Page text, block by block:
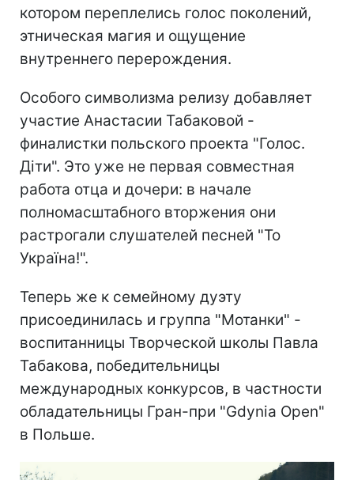
котором переплелись голос поколений,
этническая магия и ощущение
внутреннего перерождения.
Особого символизма релизу добавляет
участие Анастасии Табаковой -
финалистки польского проекта "Голос.
Діти". Это уже не первая совместная
работа отца и дочери: в начале
полномасштабного вторжения они
растрогали слушателей песней "То
Україна!".
Теперь же к семейному дуэту
присоединилась и группа "Мотанки" -
воспитанницы Творческой школы Павла
Табакова, победительницы
международных конкурсов, в частности
обладательницы Гран-при "Gdynia Open"
в Польше.